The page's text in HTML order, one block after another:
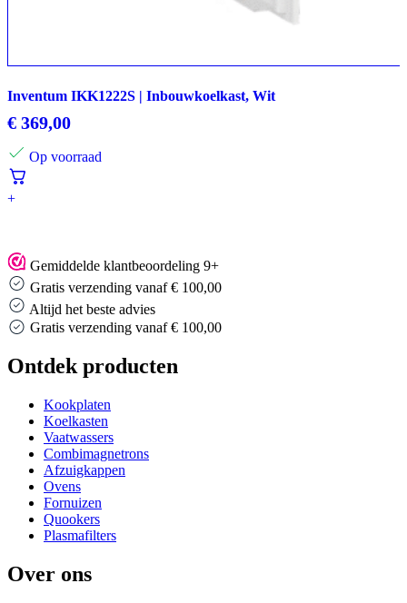
Inventum IKK1222S | Inbouwkoelkast, Wit
€ 369,00
Op voorraad
+
Gemiddelde klantbeoordeling 9+
Gratis verzending vanaf € 100,00
Altijd het beste advies
Altijd het beste advies
Ontdek producten
Kookplaten
Koelkasten
Vaatwassers
Combimagnetrons
Afzuigkappen
Ovens
Fornuizen
Quookers
Plasmafilters
Over ons